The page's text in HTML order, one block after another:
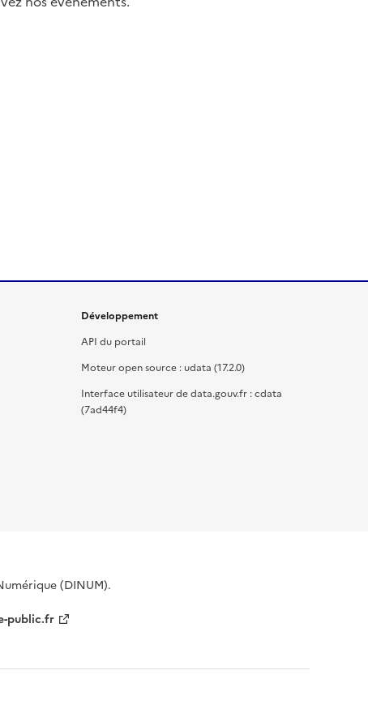
Développement
API du portail
Moteur open source : udata (17.2.0)
Interface utilisateur de data.gouv.fr : cdata
(7ad44f4)
(DINUM).
public.fr